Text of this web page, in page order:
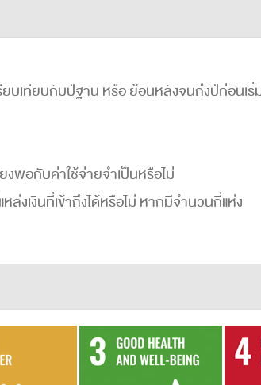
บเทียบกับปีฐาน หรือ ย้อนหลังจนถึงปีก่อนเริ่
งพอกับค่าใช้จ่ายจำเป็นหรือไม่
งเงินที่เข้าถึงได้หรือไม่ หากมีจำนวนกี่แห่ง